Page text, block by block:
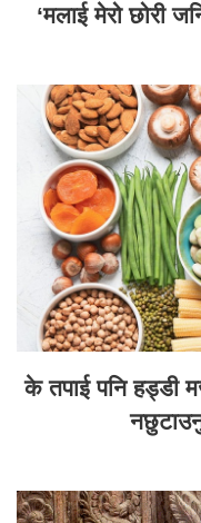
‘मलाई मेरो छोरी
के तपाई पनि हड्डी